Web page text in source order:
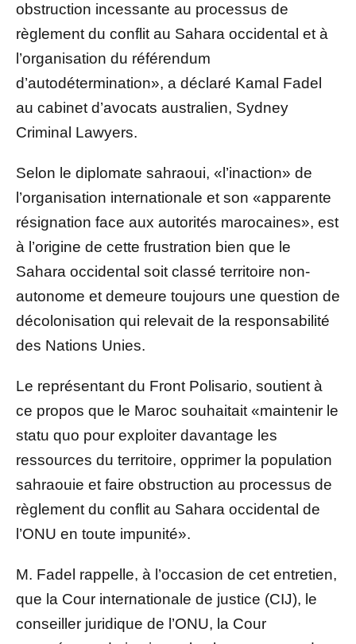
obstruction incessante au processus de
règlement du conflit au Sahara occidental et à
l’organisation du référendum
d’autodétermination», a déclaré Kamal Fadel
au cabinet d’avocats australien, Sydney
Criminal Lawyers.
Selon le diplomate sahraoui, «l’inaction» de
l’organisation internationale et son «apparente
résignation face aux autorités marocaines», est
à l’origine de cette frustration bien que le
Sahara occidental soit classé territoire non-
autonome et demeure toujours une question de
décolonisation qui relevait de la responsabilité
des Nations Unies.
Le représentant du Front Polisario, soutient à
ce propos que le Maroc souhaitait «maintenir le
statu quo pour exploiter davantage les
ressources du territoire, opprimer la population
sahraouie et faire obstruction au processus de
règlement du conflit au Sahara occidental de
l’ONU en toute impunité».
M. Fadel rappelle, à l’occasion de cet entretien,
que la Cour internationale de justice (CIJ), le
conseiller juridique de l’ONU, la Cour